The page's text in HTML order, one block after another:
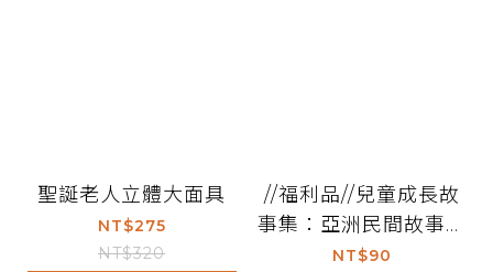
聖誕老人立體大面具
NT$275
NT$320
//福利品//兒童成長故
事集：亞洲民間故事精
選
NT$90